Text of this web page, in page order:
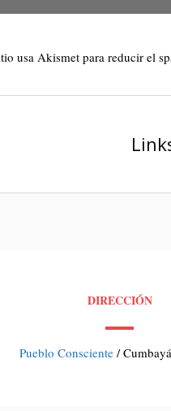
usa Akismet para reducir el
DIRECCIÓN
Pueblo Consciente/